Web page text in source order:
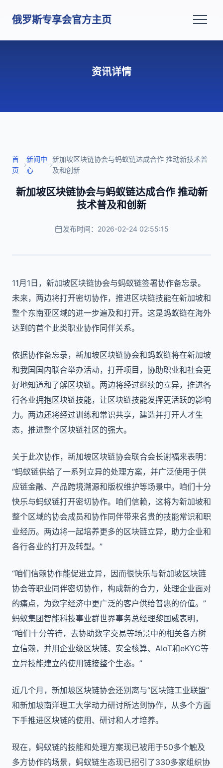
俄罗斯专享会官方主页
资讯详情
首
页
›
新闻中
心
›
新加坡区块链协会与蚂蚁链达成合作 推动新技术普
及和创新
新加坡区块链协会与蚂蚁链达成合作 推动新
技术普及和创新
发布时间：2026-02-24 02:55:15
11月1日，新加坡区块链协会与蚂蚁链签署协作备忘录。
未来，两边将打开密切协作，推进区块链技能在新加坡和
整个东南亚区域的进一步遍及和打开。这是蚂蚁链在海外
达到的首个此类职业协作同伴关系。
依据协作备忘录，新加坡区块链协会和蚂蚁链将在新加坡
和我国国内联合举办活动，打开项目，协助职业和社会更
好地知道和了解区块链。两边将经过继续的立异，推进各
行各业拥抱区块链技能，让区块链技能发挥更活跃的影响
力。两边还将经过训练和常识共享，建造并打开人才生
态，推进整个区块链社区的强大。
关于此次协作，新加坡区块链协会联合会长谢福来表明：
“蚂蚁链供给了一系列立异的处理方案，并广泛使用于供
应链金融、产品跨境溯源和版权维护等场景中。咱们十分
快乐与蚂蚁链打开密切协作。咱们信赖，这将为新加坡和
整个区域的协会成员和协作同伴带来名贵的技能常识和职
业经历。两边将一起培养更多的区块链立异，助力企业和
各行各业的打开及转型。”
“咱们信赖协作能促进立异，因而很快乐与新加坡区块链
协会等职业同伴密切协作，构成新的合力，处理企业面对
的痛点，为数字经济中更广泛的客户供给普惠的价值。”
蚂蚁集团智能科技事业群世界事务总经理黎国威表明，
“咱们十分等待，去协助数字交易等场景中的相关各方树
立信赖，并用企业级区块链、安全核算、AIoT和eKYC等
立异技能建立的使用链接整个生态。”
近几个月，新加坡区块链协会还别离与“区块链工业联盟”
和新加坡南洋理工大学动力研讨所达到协作，从多个方面
下手推进区块链的使用、研讨和人才培养。
现在，蚂蚁链的技能和处理方案现已被用于50多个触及
多方协作的场景，蚂蚁链生态现已招引了330多家组织协